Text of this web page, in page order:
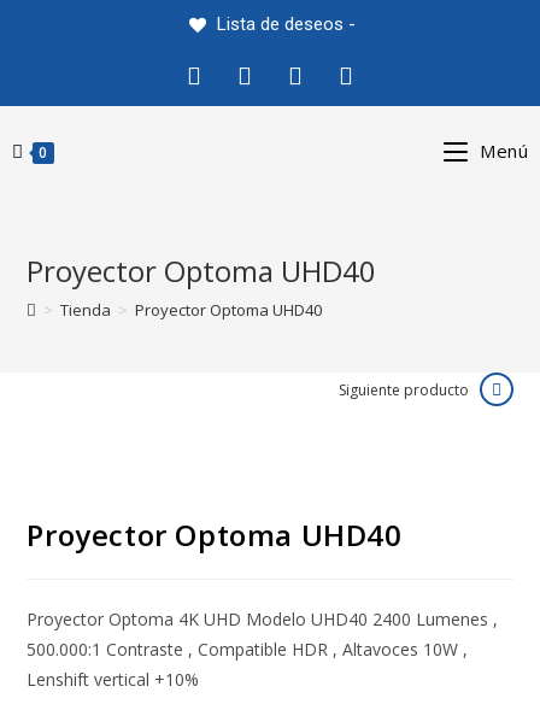
Lista de deseos -
0 Menú
Proyector Optoma UHD40
> Tienda > Proyector Optoma UHD40
Siguiente producto
Proyector Optoma UHD40
Proyector Optoma 4K UHD Modelo UHD40 2400 Lumenes ,
500.000:1 Contraste , Compatible HDR , Altavoces 10W ,
Lenshift vertical +10%